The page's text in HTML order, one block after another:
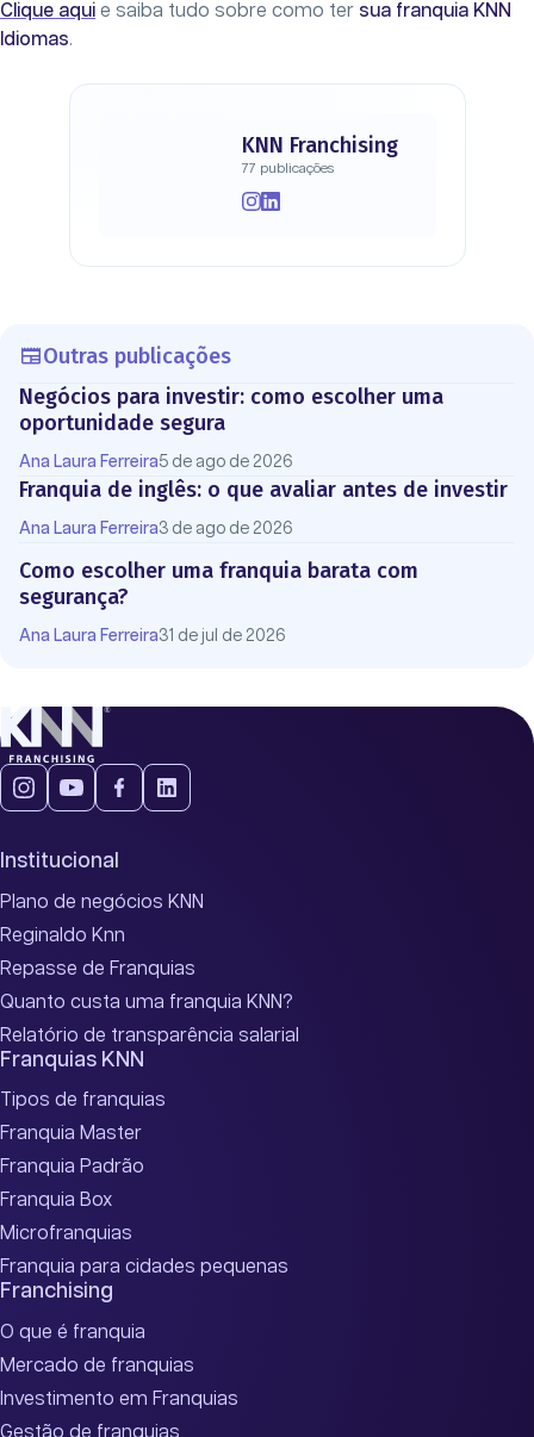
Clique aqui e saiba tudo sobre como ter sua franquia KNN
Idiomas.
KNN Franchising
77 publicações
Outras publicações
Negócios para investir: como escolher uma
oportunidade segura
Ana Laura Ferreira5 de ago de 2026
Franquia de inglês: o que avaliar antes de investir
Ana Laura Ferreira3 de ago de 2026
Como escolher uma franquia barata com
segurança?
Ana Laura Ferreira31 de jul de 2026
Institucional
Plano de negócios KNN
Reginaldo Knn
Repasse de Franquias
Quanto custa uma franquia KNN?
Relatório de transparência salarial
Franquias KNN
Tipos de franquias
Franquia Master
Franquia Padrão
Franquia Box
Microfranquias
Franquia para cidades pequenas
Franchising
O que é franquia
Mercado de franquias
Investimento em Franquias
Gestão de franquias